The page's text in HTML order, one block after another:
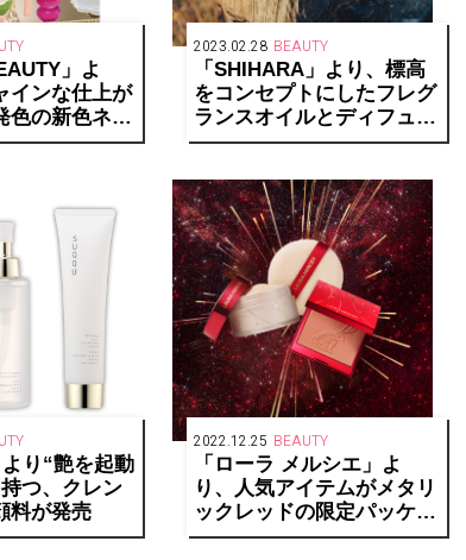
」よ
インな仕上が
色の新色ネイ
が発売
2023.02.28 BEAUTY
「SHIHARA」より、標高
をコンセプトにしたフレグ
ランスオイルとディフュー
ザーが発売中
より“艶を起動
つ、クレン
料が発売
2022.12.25 BEAUTY
「ローラ メルシエ」よ
り、人気アイテムがメタリ
ックレッドの限定パッケー
ジで登場